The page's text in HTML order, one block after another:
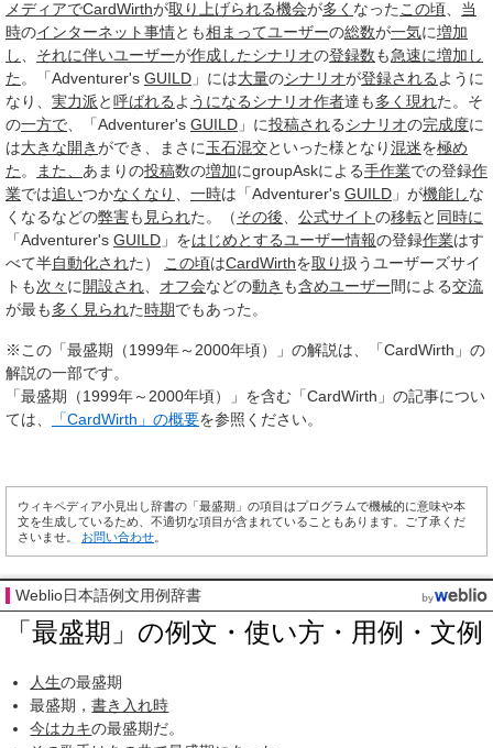
メディアでCardWirthが取り上げられる機会が多く なった この頃
当
時のインターネット事情とも相まってユーザーの総数が一気に増加
し
それに伴いユーザーが作成したシナリオの登録数も急速に増加し
た 。「Adventurer's GUILD 」には大量のシナリオが登録される ように
なり、 実力派と呼ばれる よ うになるシナリオ作者達も多く 現れた。そ
の一方で 、「Adventurer's GUILD 」に投稿されるシナリオの完成度に
は大きな開きができ、まさに玉石混交といった様となり混迷を極め
た 。 また、 あまりの投稿数の増加にgroupAskによる手作業での登録作
業では追いつかなくなり 一時は「Adventurer's GUILD 」が機能しな
くなるなどの弊害も 見られた。（その後 公式サイトの移転と 同時に
「Adventurer's GUILD 」をはじめとするユーザー情報の登録作業はす
べて半自動化された） この頃はCardWirthを取り扱うユーザーズサイ
トも次々 に 開設され オフ会などの動き も含めユーザー間による交流
が最も多く 見られた時期でもあった。
※この「最盛期（1999年～2000年頃）」の解説は、「CardWirth」の
解説の一部です。
「最盛期（1999年～2000年頃）」を含む「CardWirth」の記事につい
ては、
「CardWirth」の概要を参照ください。
ウィキペディア小見出し辞書の「最盛期」の項目はプログラムで機械的に意味や本
文を生成しているため、不適切な項目が含まれていることもあります。ご了承くだ
さいませ。 お問い合わせ
Weblio日本語例文用例辞書
「最盛期」の例文・使い方・用例・文例
人生の最盛期
最盛期，書き入れ時
今はカキの最盛期だ。